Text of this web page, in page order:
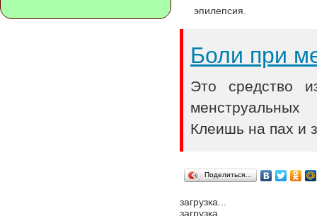
эпилепсия.
Боли при
Это средство
Клеишь на пах и
Поделиться…
загрузка...
загрузка...